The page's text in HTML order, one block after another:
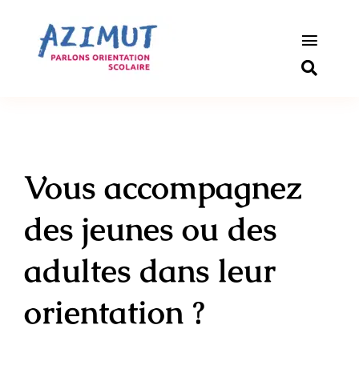
contenu
Toggle
Vous accompagnez
des jeunes ou des
adultes dans leur
orientation ?